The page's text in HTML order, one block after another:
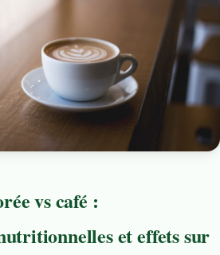
vs café :
et effets sur